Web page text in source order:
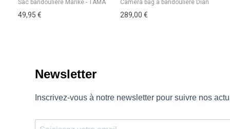
49,95 € 289,00 €